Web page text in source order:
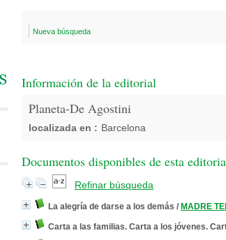
Nueva búsqueda
Información de la editorial
Planeta-De Agostini
localizada en : Barcelona
Documentos disponibles de esta
Refinar búsqueda
La alegría de darse a los demás / MADRE
Carta a las familias. Carta a los jóvenes.